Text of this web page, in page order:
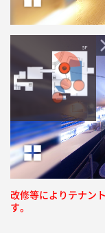
改修等によりテナン
す。